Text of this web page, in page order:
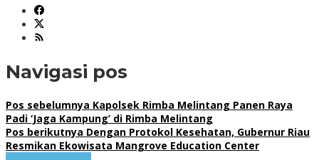
Navigasi pos
Pos sebelumnya Kapolsek Rimba Melintang Panen Raya
Padi ‘Jaga Kampung’ di Rimba Melintang
Pos berikutnya Dengan Protokol Kesehatan, Gubernur Riau
Resmikan Ekowisata Mangrove Education Center